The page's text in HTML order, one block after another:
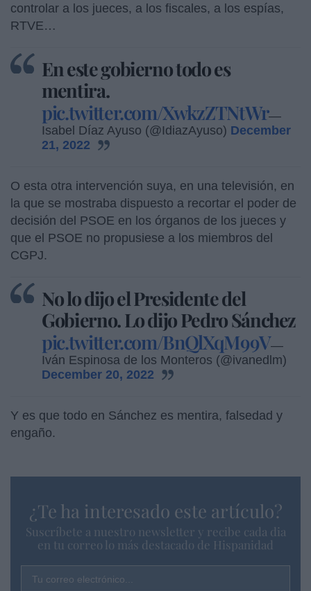
controlar a los jueces, a los fiscales, a los espías,
RTVE…
En este gobierno todo es
mentira.
pic.twitter.com/XwkzZTNtWr—
Isabel Díaz Ayuso (@IdiazAyuso) December
21, 2022
O esta otra intervención suya, en una televisión, en
la que se mostraba dispuesto a recortar el poder de
decisión del PSOE en los órganos de los jueces y
que el PSOE no propusiese a los miembros del
CGPJ.
No lo dijo el Presidente del
Gobierno. Lo dijo Pedro Sánchez
pic.twitter.com/BnQlXqM99V—
Iván Espinosa de los Monteros (@ivanedlm)
December 20, 2022
Y es que todo en Sánchez es mentira, falsedad y
engaño.
¿Te ha interesado este artículo?
Suscríbete a nuestro newsletter y recibe cada dia
en tu correo lo más destacado de Hispanidad
Tu correo electrónico...